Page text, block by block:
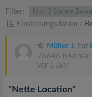
Filter: Nur 3 Sterne
Einstellungsdatum /
Müller J. hat
76646
vor 1 Jahr
"Nette Location"